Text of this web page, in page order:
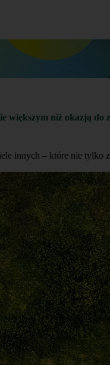
większym niż okazją do
innych – które nie tylko